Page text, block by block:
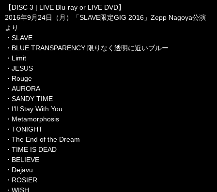
【DISC 3 | LIVE Blu-ray or LIVE DVD】
2016年9月24日（月）「SLAVE限定GIG 2016」Zepp Nagoya公演
より
・SLAVE
・BLUE TRANSPARENCY 限りなく透明に近いブルー
・Limit
・JESUS
・Rouge
・AURORA
・SANDY TIME
・I'll Stay With You
・Metamorphosis
・TONIGHT
・The End of the Dream
・TIME IS DEAD
・BELIEVE
・Dejavu
・ROSIER
・WISH